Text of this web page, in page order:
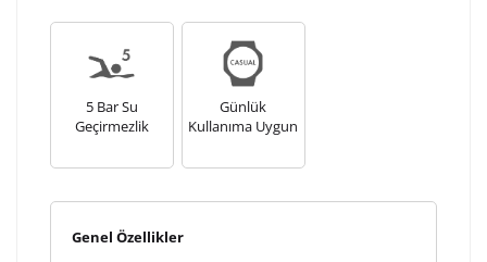
Lütfen font seçiniz
Kişiselleştirilmiş ürünlerin teslim süresi gravür işleme
5 Bar Su
Geçirmezlik
Günlük
Kullanıma Uygun
Genel Özellikler